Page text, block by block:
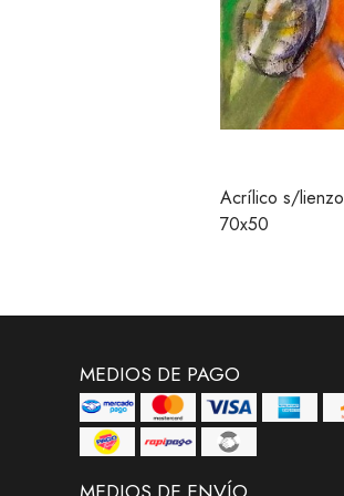
Acrílico s/lienzo
70x50
MEDIOS DE PAGO